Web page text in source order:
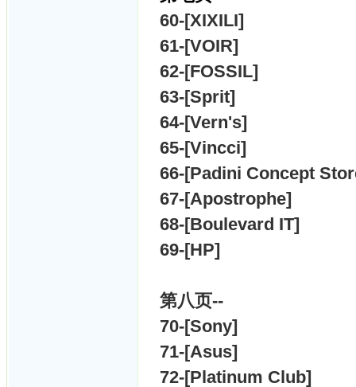
60-[XIXILI]
61-[VOIR]
62-[FOSSIL]
63-[Sprit]
64-[Vern's]
65-[Vincci]
66-[Padini Concept
67-[Apostrophe]
68-[Boulevard IT]
69-[HP]
第八页--
70-[Sony]
71-[Asus]
72-[Platinum Club]